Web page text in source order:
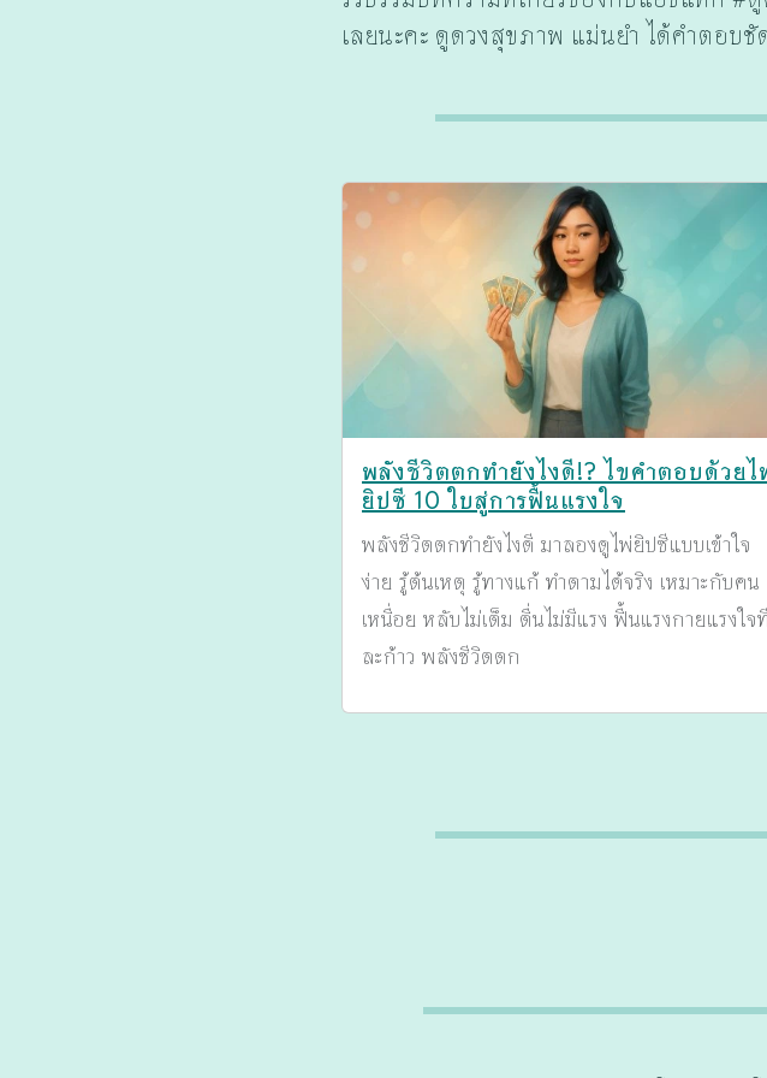
เลยนะคะ ดูดวงสุขภาพ แม่นยำ ได้คำตอบ
พลังชีวิตตกทำยังไงดี!? ไขคำตอบด้วยไ
ยิปซี 10 ใบสู่การฟื้นแรงใจ
พลังชีวิตตกทำยังไงดี มาลองดูไพ่ยิปซีแบบเข้าใจ
ง่าย รู้ต้นเหตุ รู้ทางแก้ ทำตามได้จริง เหมาะกับคน
เหนื่อย หลับไม่เต็ม ตื่นไม่มีแรง ฟื้นแรงกายแรงใจที
ละก้าว พลังชีวิตตก